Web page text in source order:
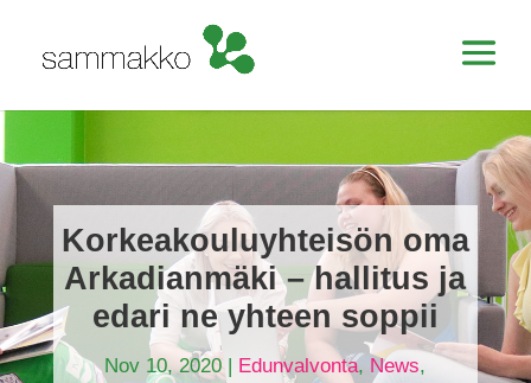
Korkeakouluyhteisön oma
Arkadianmäki – hallitus ja
edari ne yhteen soppii
Nov 10, 2020 Edunvalvonta, News,